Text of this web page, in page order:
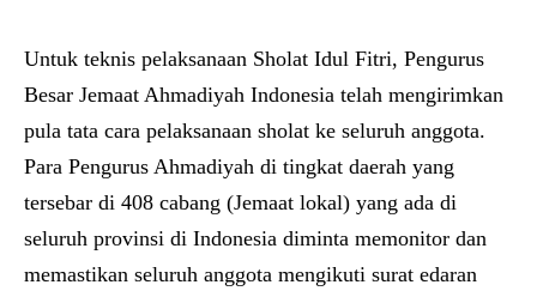
Untuk teknis pelaksanaan Sholat Idul Fitri, Pengurus
Besar Jemaat Ahmadiyah Indonesia telah mengirimkan
pula tata cara pelaksanaan sholat ke seluruh anggota.
Para Pengurus Ahmadiyah di tingkat daerah yang
tersebar di 408 cabang (Jemaat lokal) yang ada di
seluruh provinsi di Indonesia diminta memonitor dan
memastikan seluruh anggota mengikuti surat edaran